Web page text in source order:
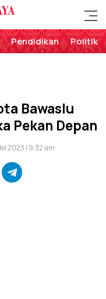
Pendidikan Politik
Bawaslu
Pekan Depan
2023 | 9:32 am